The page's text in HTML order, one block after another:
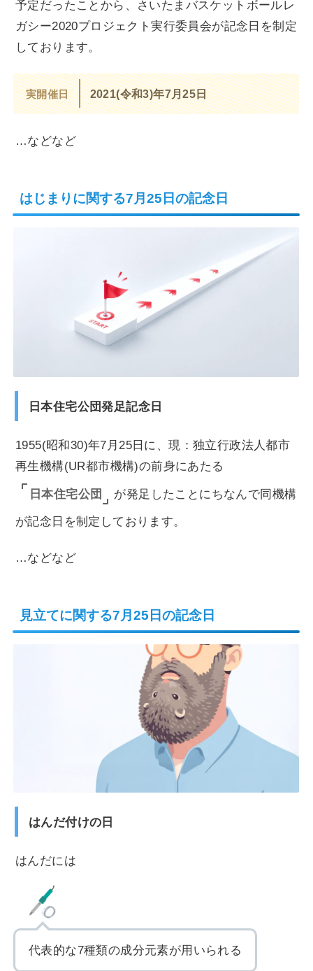
予定だったことから、さいたまバスケットボールレ
ガシー2020プロジェクト実行委員会が記念日を制定
しております。
実開催日 2021(令和3)年7月25日
…などなど
はじまりに関する7月25日の記念日
日本住宅公団発足記念日
1955(昭和30)年7月25日に、現：独立行政法人都市
再生機構(UR都市機構)の前身にあたる
日本住宅公団 が発足したことにちなんで同機構
が記念日を制定しております。
…などなど
見立てに関する7月25日の記念日
はんだ付けの日
はんだには
代表的な7種類の成分元素が用いられる